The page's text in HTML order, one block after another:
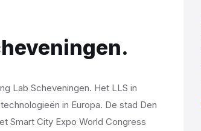
Lab Scheveningen. Het LLS in
in Europa. De stad Den
Smart City Expo World Congress